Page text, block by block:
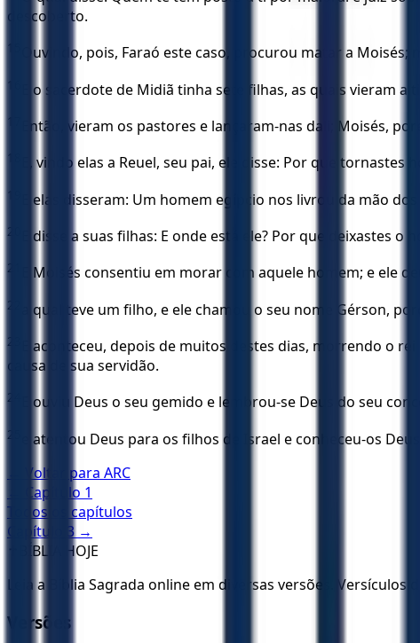
descoberto.
15 Ouvindo, pois, Faraó este caso, procurou matar a
16 E o sacerdote de Midiã tinha sete filhas, as quais vieram
17 Então, vieram os pastores e lançaram-nas dali; Moisés,
18 E, vindo elas a Reuel, seu pai, ele disse: Por que tornastes
19 E elas disseram: Um homem egípcio nos livrou da mão
20 E disse a suas filhas: E onde está ele? Por que deixastes
21 E Moisés consentiu em morar com aquele homem; e ele
22 a qual teve um filho, e ele chamou o seu nome Gérson,
23
E aconteceu, depois de muitos destes dias, morrendo o
causa de sua servidão.
24 E ouviu Deus o seu gemido e lembrou-se Deus do seu
25
e atentou Deus para os filhos de Israel e conheceu-os Deus.
← Voltar para ARC
← Capítulo 1
Todos os capítulos
Capítulo
3 →
BÍBLIA HOJE
Leia a Bíblia Sagrada online em diversas versões. Versículos
Versões